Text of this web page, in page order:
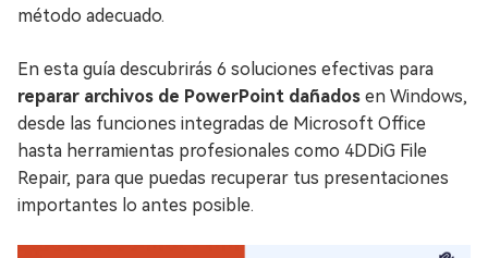
método adecuado.
En esta guía descubrirás 6 soluciones efectivas para
reparar archivos de PowerPoint dañados en Windows,
desde las funciones integradas de Microsoft Office
hasta herramientas profesionales como 4DDiG File
Repair, para que puedas recuperar tus presentaciones
importantes lo antes posible.